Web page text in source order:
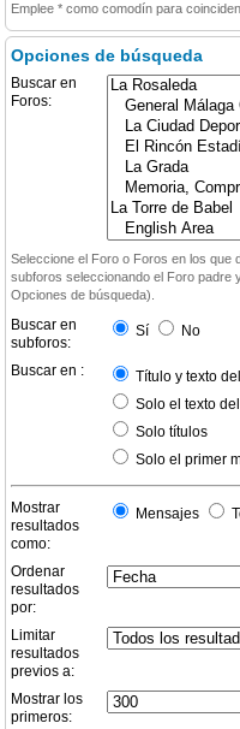
Emplee * como comodín para
Opciones de búsqueda
Buscar en
Foros:
Seleccione el Foro o Foros en los que
subforos seleccionando el Foro padre
Opciones de búsqueda).
Buscar en
subforos:
Sí No
Buscar en :
Título y texto
Solo el texto
Solo títulos
Solo el primer
Mostrar
resultados
como:
Mensajes
Ordenar
resultados
por:
Limitar
resultados
previos a:
Mostrar los
primeros: